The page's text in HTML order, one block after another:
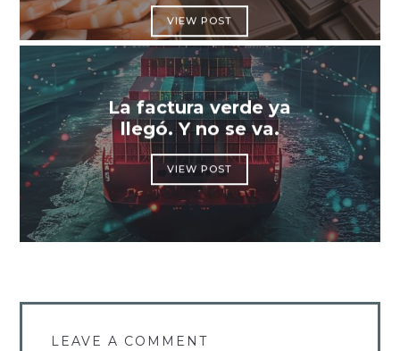
VIEW POST
La factura verde ya
llegó. Y no se va.
VIEW POST
LEAVE A COMMENT